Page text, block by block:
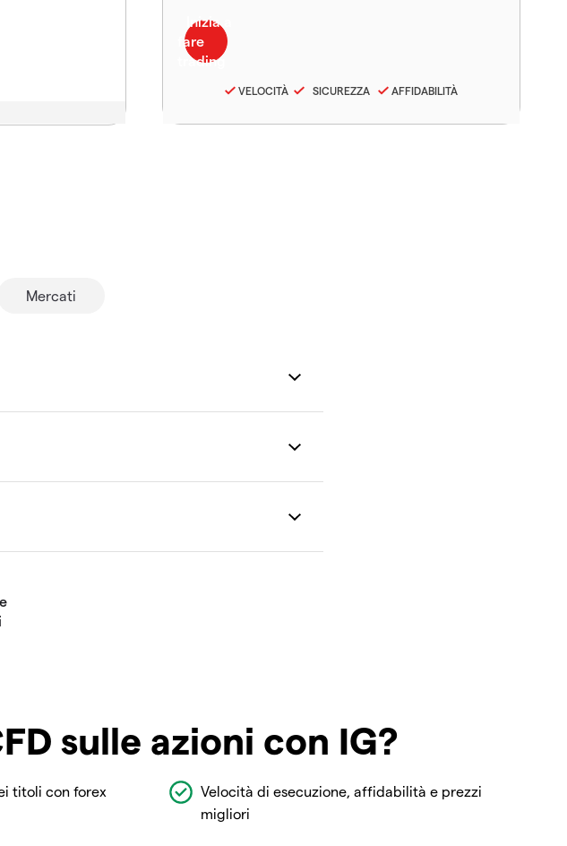
VELOCITÀ SICUREZZA AFFIDABILITÀ
Mercati
sulle azioni con IG?
titoli con forex
Velocità di esecuzione, affidabilità e prezzi
migliori